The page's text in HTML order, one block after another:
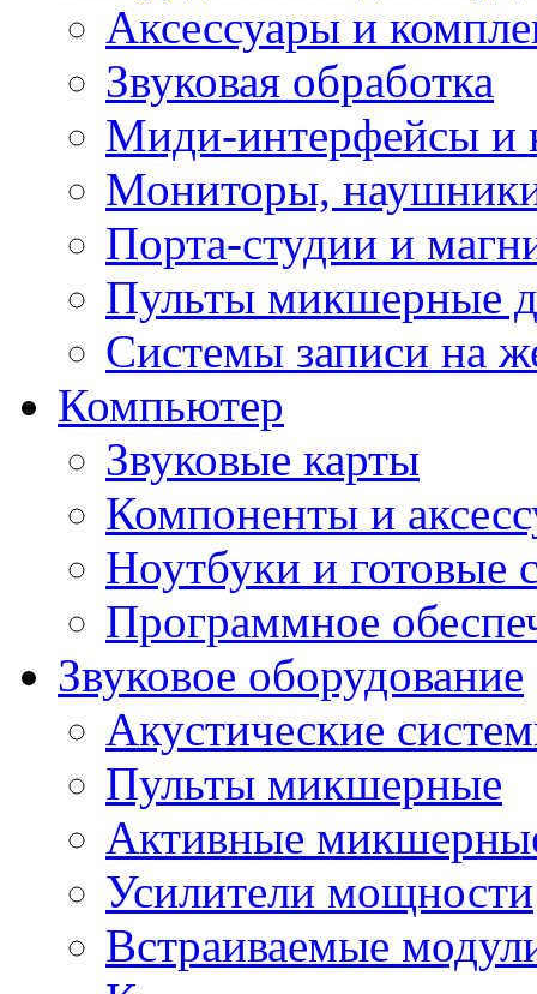
Аксессуары и
Звуковая обработка
Миди-интерфейсы и
Мониторы,
Порта-студии и
Пульты микшерные
Системы записи на
Компьютер
Звуковые карты
Компоненты и
Ноутбуки и готовые
Программное
Звуковое оборудование
Акустические
Пульты микшерные
Активные
Усилители мощности
Встраиваемые